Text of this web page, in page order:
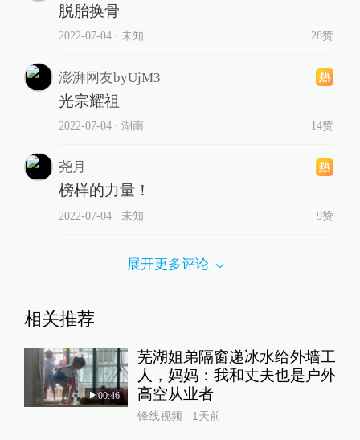
脱胎换骨
2022-07-04∙ 未知 28赞
澎湃网友byUjM3
光宗耀祖
2022-07-04∙ 湖南 14赞
尧月
榜样的力量！
2022-07-04∙ 未知 9赞
展开更多评论
相关推荐
00:46
芜湖姐弟隔窗递冰水给外墙工
人，妈妈：我和丈夫也是户外
高空从业者
锋线视频 1天前